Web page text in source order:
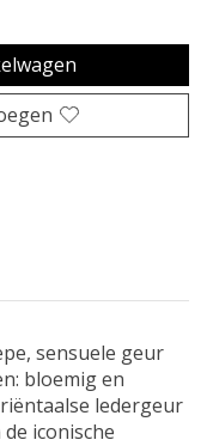
sensuele geur
bloemig en
ledergeur
iconische